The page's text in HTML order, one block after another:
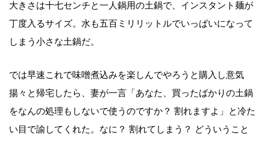
大きさは十七センチと一人鍋用の土鍋で、インスタント麺が
丁度入るサイズ。水も五百ミリリットルでいっぱいになって
しまう小さな土鍋だ。
では早速これで味噌煮込みを楽しんでやろうと購入し意気
揚々と帰宅したら、妻が一言「あなた、買ったばかりの土鍋
をなんの処理もしないで使うのですか？ 割れますよ」と冷た
い目で諭してくれた。なに？ 割れてしまう？ どういうこと